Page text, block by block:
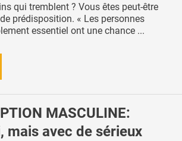
qui tremblent ? Vous êtes peut-être
prédisposition. « Les personnes
essentiel ont une chance ...
MASCULINE:
mais avec de sérieux